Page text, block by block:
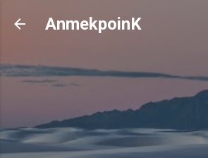
기본 콘텐츠로 건너뛰기
AnmekpoinK